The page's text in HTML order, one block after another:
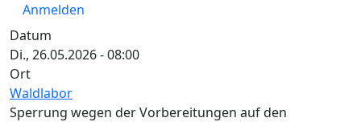
Datum
Di., 26.05.2026 - 08:00
Ort
Waldlabor
Sperrung wegen der Vorbereitungen auf den
Anmelden